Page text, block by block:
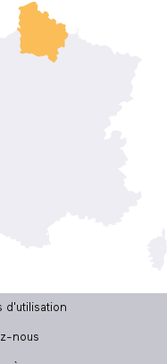
d'utilisation
nous